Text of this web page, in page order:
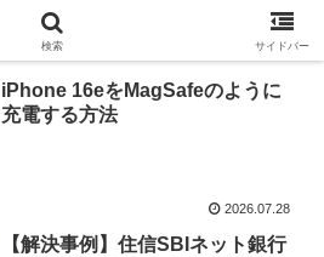
iPhone 16eをMagSafeのように
充電する方法
2026.07.28
【解決事例】住信SBIネット銀行
検索 サイドバー